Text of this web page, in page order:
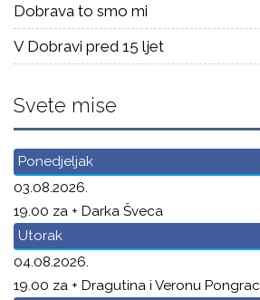
Dobrava to smo mi
V Dobravi pred 15 ljet
Svete mise
Ponedjeljak
03.08.2026.
19.00 za + Darka Šveca
Utorak
04.08.2026.
19.00 za + Dragutina i Veronu Pongrac